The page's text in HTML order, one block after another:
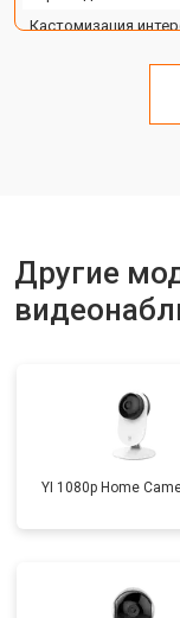
Кастомизация
видеорегистратора
Сброс пароля
Другие
YI 1080p Home